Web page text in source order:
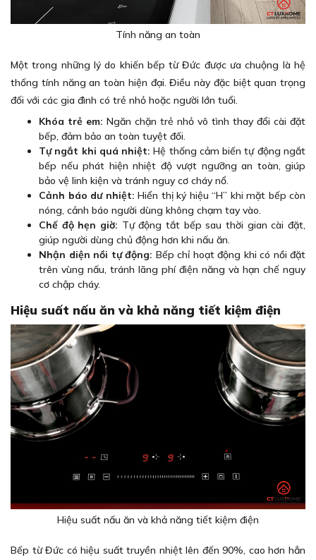
Tính năng an toàn
Một trong những lý do khiến bếp từ Đức được ưa chuộng là hệ
thống tính năng an toàn hiện đại. Điều này đặc biệt quan trọng
đối với các gia đình có trẻ nhỏ hoặc người lớn tuổi.
Khóa trẻ em: Ngăn chặn trẻ nhỏ vô tình thay đổi cài đặt
bếp, đảm bảo an toàn tuyệt đối.
Tự ngắt khi quá nhiệt:Hệ thống cảm biến tự động ngắt
bếp nếu phát hiện nhiệt độ vượt ngưỡng an toàn, giúp
bảo vệ linh kiện và tránh nguy cơ cháy nổ.
Cảnh báo dư nhiệt: Hiển thị ký hiệu “H” khi mặt bếp còn
nóng, cảnh báo người dùng không chạm tay vào.
Chế độ hẹn giờ: Tự động tắt bếp sau thời gian cài đặt,
giúp người dùng chủ động hơn khi nấu ăn.
Nhận diện nồi tự động: Bếp chỉ hoạt động khi có nồi đặt
trên vùng nấu, tránh lãng phí điện năng và hạn chế nguy
cơ chập cháy.
Hiệu suất nấu ăn và khả năng tiết kiệm điện
Hiệu suất nấu ăn và khả năng tiết kiệm điện
Bếp từ Đức có hiệu suất truyền nhiệt lên đến 90%, cao hơn hẳn